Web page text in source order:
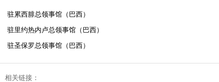
驻累西腓总领事馆（巴西）
驻里约热内卢总领事馆（巴西）
驻圣保罗总领事馆（巴西）
相关链接：